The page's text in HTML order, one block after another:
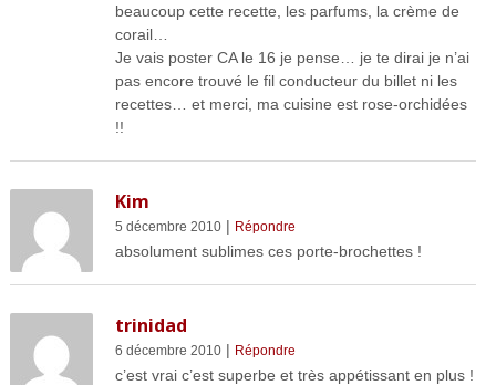
beaucoup cette recette, les parfums, la crème de
corail…
Je vais poster CA le 16 je pense… je te dirai je n’ai
pas encore trouvé le fil conducteur du billet ni les
recettes… et merci, ma cuisine est rose-orchidées
!!
Kim
5 décembre 2010| Répondre
absolument sublimes ces porte-brochettes !
trinidad
6 décembre 2010| Répondre
c’est vrai c’est superbe et très appétissant en plus !